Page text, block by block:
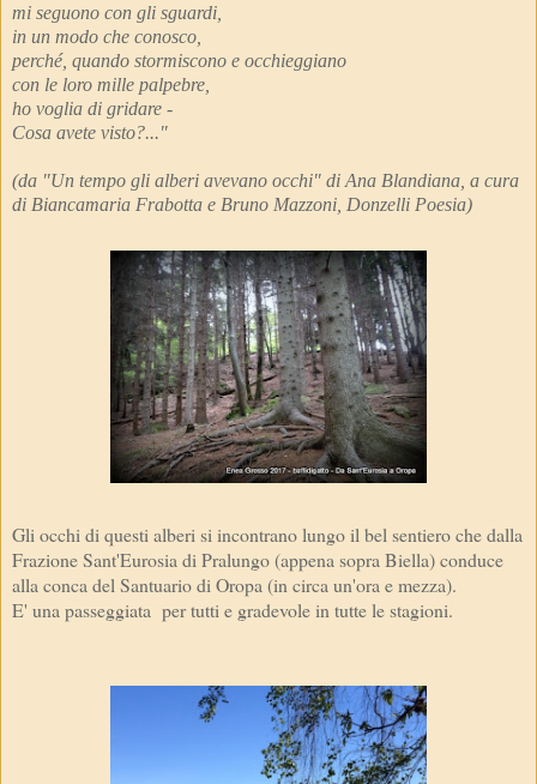
mi seguono con gli sguardi,
in un modo che conosco,
perché, quando stormiscono e occhieggiano
con le loro mille palpebre,
ho voglia di gridare -
Cosa avete visto?..."
(da "Un tempo gli alberi avevano occhi" di Ana Blandiana, a cura
di Biancamaria Frabotta e Bruno Mazzoni, Donzelli Poesia)
Gli occhi di questi alberi si incontrano lungo il bel sentiero che dalla
Frazione Sant'Eurosia di Pralungo (appena sopra Biella) conduce
alla conca del Santuario di Oropa (in circa un'ora e mezza).
E' una passeggiata per tutti e gradevole in tutte le stagioni.